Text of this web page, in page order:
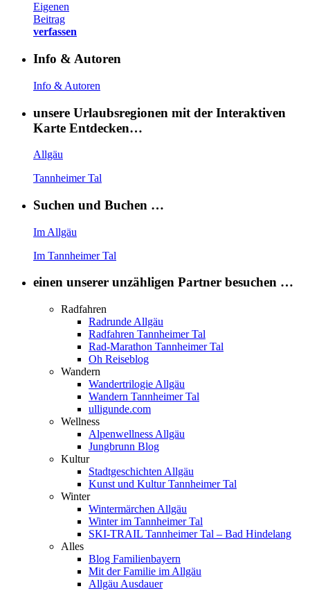
Eigenen
Beitrag
verfassen
Info & Autoren
Info & Autoren
unsere Urlaubsregionen mit der Interaktiven
Karte Entdecken…
Allgäu
Tannheimer Tal
Suchen und Buchen …
Im Allgäu
Im Tannheimer Tal
einen unserer unzähligen Partner besuchen …
Radfahren
Radrunde Allgäu
Radfahren Tannheimer Tal
Rad-Marathon Tannheimer Tal
Oh Reiseblog
Wandern
Wandertrilogie Allgäu
Wandern Tannheimer Tal
ulligunde.com
Wellness
Alpenwellness Allgäu
Jungbrunn Blog
Kultur
Stadtgeschichten Allgäu
Kunst und Kultur Tannheimer Tal
Winter
Wintermärchen Allgäu
Winter im Tannheimer Tal
SKI-TRAIL Tannheimer Tal – Bad Hindelang
Alles
Blog Familienbayern
Mit der Familie im Allgäu
Allgäu Ausdauer